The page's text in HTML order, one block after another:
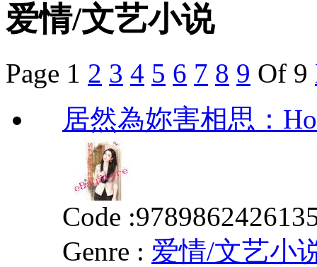
爱情/文艺小说
Page 1 2 3 4 5 6 7 8 9 Of 9
居然為妳害相思：
Code :
Genre : 爱情/文艺小